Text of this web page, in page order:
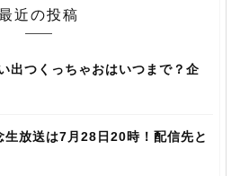
近の投稿
出つくっちゃおはいつまで？企
生放送は7月28日20時！配信先と